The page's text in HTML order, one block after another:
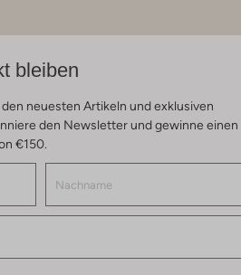
bleiben
neuesten Artikeln und exklusiven
den Newsletter und gewinne einen
€150.